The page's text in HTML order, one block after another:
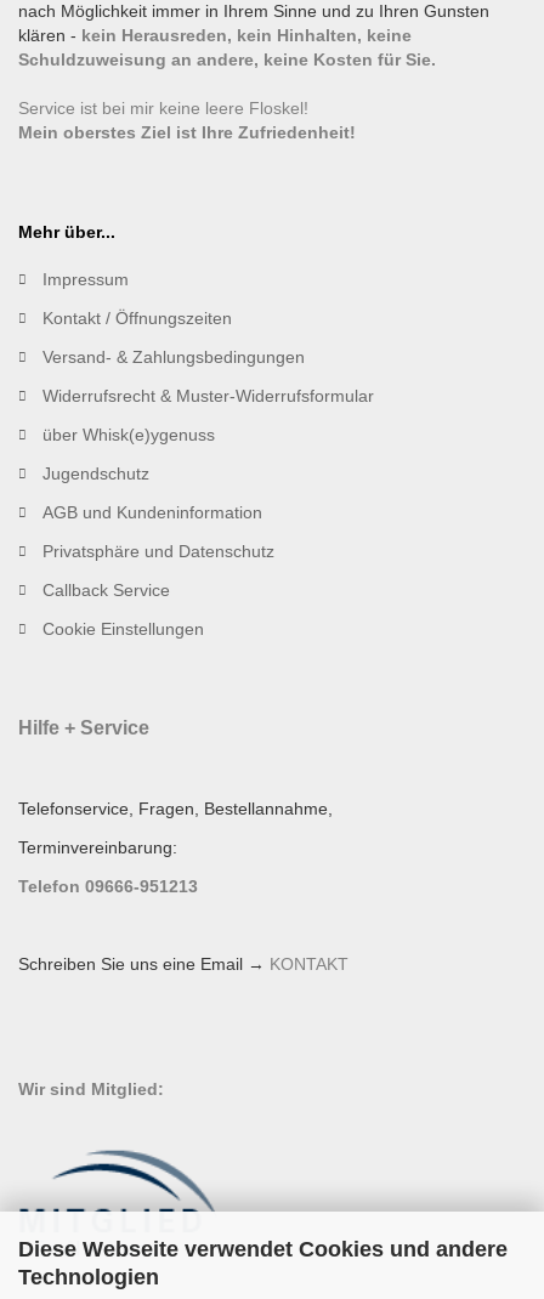
Diese Webseite verwendet Cookies und andere
Technologien
nach Möglichkeit immer in Ihrem Sinne und zu Ihren Gunsten
klären - kein Herausreden, kein Hinhalten, keine
Schuldzuweisung an andere, keine Kosten für Sie.
Service ist bei mir keine leere Floskel!
Mein oberstes Ziel ist Ihre Zufriedenheit!
Mehr über...
Impressum
Kontakt / Öffnungszeiten
Versand- & Zahlungsbedingungen
Widerrufsrecht & Muster-Widerrufsformular
über Whisk(e)ygenuss
Jugendschutz
AGB und Kundeninformation
Privatsphäre und Datenschutz
Callback Service
Cookie Einstellungen
Hilfe + Service
Telefonservice, Fragen, Bestellannahme,
Terminvereinbarung:
Telefon 09666-951213
Schreiben Sie uns eine Email → KONTAKT
Wir sind Mitglied: